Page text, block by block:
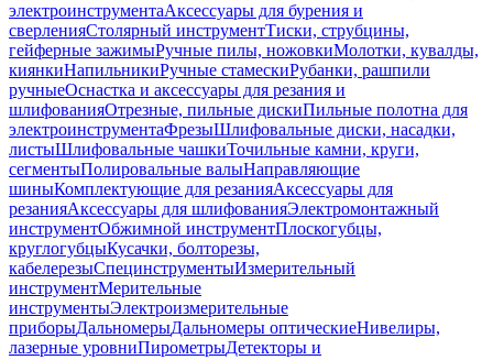
электроинструментаАксессуары для бурения и
сверленияСтолярный инструментТиски, струбцины,
гейферные зажимыРучные пилы, ножовкиМолотки, кувалды,
киянкиНапильникиРучные стамескиРубанки, рашпили
ручныеОснастка и аксессуары для резания и
шлифованияОтрезные, пильные дискиПильные полотна для
электроинструментаФрезыШлифовальные диски, насадки,
листыШлифовальные чашкиТочильные камни, круги,
сегментыПолировальные валыНаправляющие
шиныКомплектующие для резанияАксессуары для
резанияАксессуары для шлифованияЭлектромонтажный
инструментОбжимной инструментПлоскогубцы,
круглогубцыКусачки, болторезы,
кабелерезыСпецинструментыИзмерительный
инструментМерительные
инструментыЭлектроизмерительные
приборыДальномерыДальномеры оптическиеНивелиры,
лазерные уровниПирометрыДетекторы и